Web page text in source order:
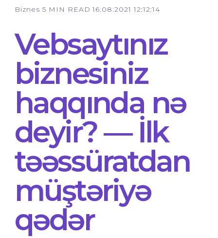
Biznes 5 MIN READ 16.08.2021 12:12:14
Vebsaytınız
biznesiniz
haqqında nə
deyir? — İlk
təəssüratdan
müştəriyə
qədər